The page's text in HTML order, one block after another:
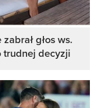
głos ws.
trudnej decyzji